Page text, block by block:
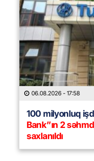
06.08.2026 - 17:58
100 milyonluq
Bank”ın 2
saxlanıldı